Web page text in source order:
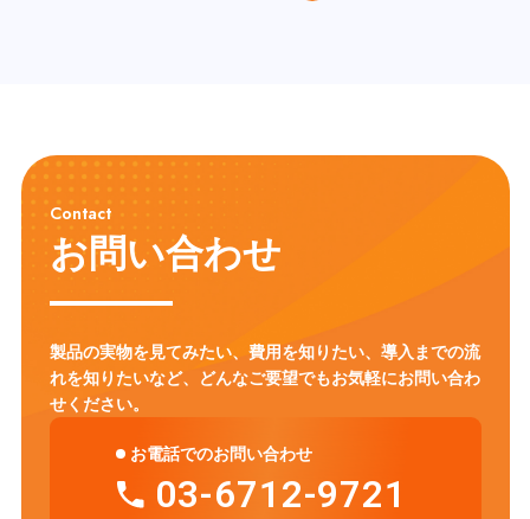
英語教育 ICT環境 情報リテラシー
モジュール学習 タブレット
アクティブ・ラーニング ICT セキュリティ対策
Contact
お問い合わせ
製品の実物を見てみたい、費用を知りたい、導入までの流
れを知りたいなど、
どんなご要望でもお気軽にお問い合わ
せください。
お電話でのお問い合わせ
03-6712-9721